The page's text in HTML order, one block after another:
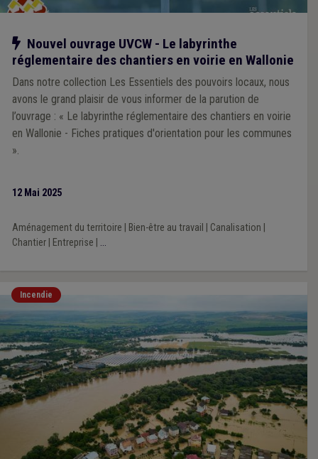
Notre action
Nouvel ouvrage UVCW - Le labyrinthe
réglementaire des chantiers en voirie en Wallonie
Dans notre collection Les Essentiels des pouvoirs locaux, nous
avons le grand plaisir de vous informer de la parution de
l’ouvrage : « Le labyrinthe réglementaire des chantiers en voirie
en Wallonie - Fiches pratiques d'orientation pour les communes
».
12 Mai 2025
Aménagement du territoire Bien-être au travail Canalisation
Chantier| Entreprise ...
Incendie